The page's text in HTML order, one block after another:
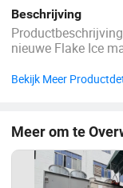
Beschrijving
nieuwe Flake Ice
van inwendige
Bekijk Meer
Meer om te